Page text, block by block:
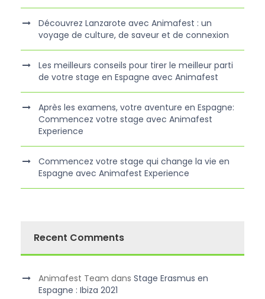
Découvrez Lanzarote avec Animafest : un
voyage de culture, de saveur et de connexion
Les meilleurs conseils pour tirer le meilleur parti
de votre stage en Espagne avec Animafest
Après les examens, votre aventure en Espagne:
Commencez votre stage avec Animafest
Experience
Commencez votre stage qui change la vie en
Espagne avec Animafest Experience
Recent Comments
Animafest Team dans Stage Erasmus en
Espagne : Ibiza 2021